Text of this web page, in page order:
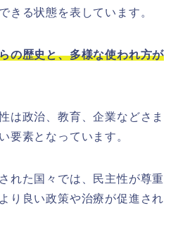
きる状態を表しています。
の歴史と、多様な使われ方が
は政治、教育、企業などさま
要素となっています。
れた国々では、民主性が尊重
り良い政策や治療が促進され